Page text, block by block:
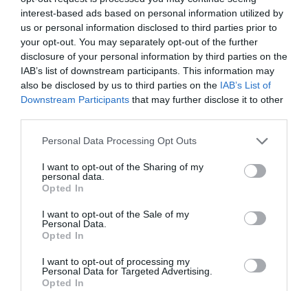
interest-based ads based on personal information utilized by
us or personal information disclosed to third parties prior to
your opt-out. You may separately opt-out of the further
disclosure of your personal information by third parties on the
IAB’s list of downstream participants. This information may
also be disclosed by us to third parties on the IAB’s List of
Downstream Participants that may further disclose it to other
Personal Data Processing Opt Outs
I want to opt-out of the Sharing of my
personal data.
Opted In
I want to opt-out of the Sale of my
Personal Data.
Opted In
I want to opt-out of processing my
Personal Data for Targeted Advertising.
Opted In
20.000 asientos tras batir los 500 millones de
impacto
2Playbook
Madrid invertirá 18 millones en transformar las
instalaciones deportivas de Canal de Isabel II